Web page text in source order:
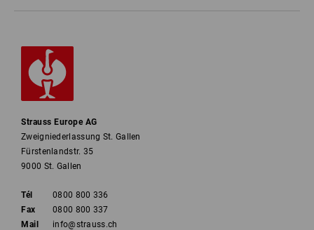
Strauss Europe AG
Zweigniederlassung St. Gallen
Fürstenlandstr. 35
9000 St. Gallen
Tél
0800 800 336
Fax
0800 800 337
Mail
info@strauss.ch